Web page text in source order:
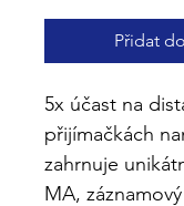
Přidat
5x účast na
přijímačkách
zahrnuje
MA,